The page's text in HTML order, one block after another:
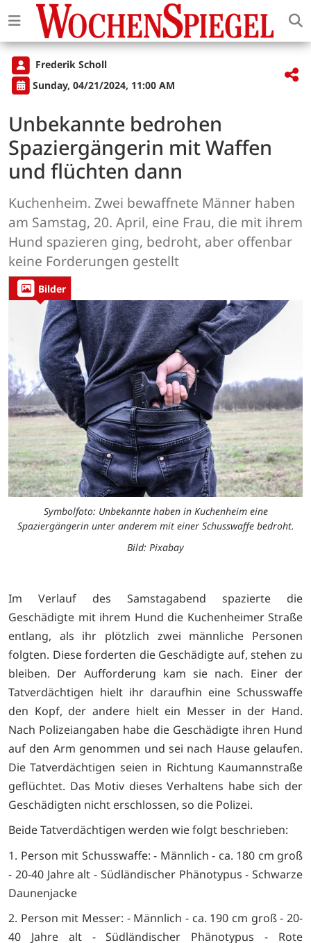
Frederik Scholl
Sunday, 04/21/2024, 11:00 AM
Unbekannte bedrohen
Spaziergängerin mit Waffen
und flüchten dann
Kuchenheim. Zwei bewaffnete Männer haben
am Samstag, 20. April, eine Frau, die mit ihrem
Hund spazieren ging, bedroht, aber offenbar
keine Forderungen gestellt
Bilder
Symbolfoto: Unbekannte haben in Kuchenheim eine
Spaziergängerin unter anderem mit einer Schusswaffe bedroht.
Bild: Pixabay
Im Verlauf des Samstagabend spazierte die
Geschädigte mit ihrem Hund die Kuchenheimer Straße
entlang, als ihr plötzlich zwei männliche Personen
folgten. Diese forderten die Geschädigte auf, stehen zu
bleiben. Der Aufforderung kam sie nach. Einer der
Tatverdächtigen hielt ihr daraufhin eine Schusswaffe
den Kopf, der andere hielt ein Messer in der Hand.
Nach Polizeiangaben habe die Geschädigte ihren Hund
auf den Arm genommen und sei nach Hause gelaufen.
Die Tatverdächtigen seien in Richtung Kaumannstraße
geflüchtet. Das Motiv dieses Verhaltens habe sich der
Geschädigten nicht erschlossen, so die Polizei.
Beide Tatverdächtigen werden wie folgt beschrieben:
1. Person mit Schusswaffe: - Männlich - ca. 180 cm groß
- 20-40 Jahre alt - Südländischer Phänotypus - Schwarze
Daunenjacke
2. Person mit Messer: - Männlich - ca. 190 cm groß - 20-
40 Jahre alt - Südländischer Phänotypus - Rote